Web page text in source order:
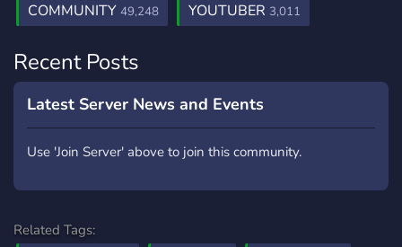
COMMUNITY 49,248 YOUTUBER 3,011
Recent Posts
Latest Server News and Events
Use 'Join Server' above to join this community.
Related Tags: